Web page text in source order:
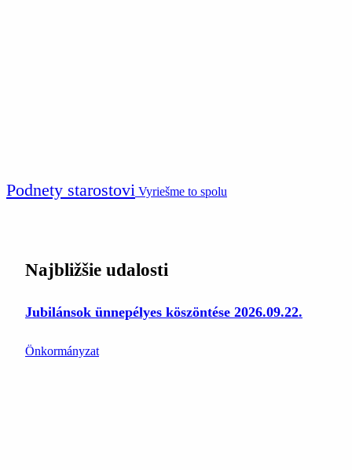
Podnety starostovi Vyriešme to spolu
Najbližšie udalosti
Jubilánsok ünnepélyes köszöntése 2026.09.22.
Önkormányzat